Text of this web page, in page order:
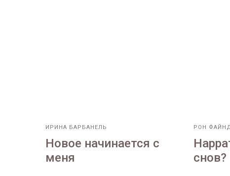
ИРИНА БАРБАНЕЛЬ
Новое начинается с
меня
РОН
снов?